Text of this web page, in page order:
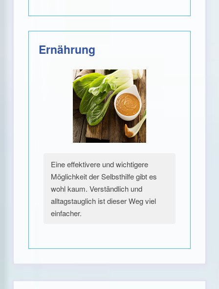
Ernährung
Eine effektivere und wichtigere
Möglichkeit der Selbsthilfe gibt es
wohl kaum. Verständlich und
alltagstauglich ist dieser Weg viel
einfacher.